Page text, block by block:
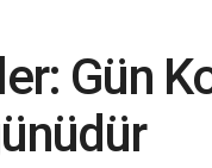
Gün